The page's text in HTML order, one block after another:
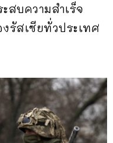
สบความสำเร็จ
รัสเซียทั่วประเทศ